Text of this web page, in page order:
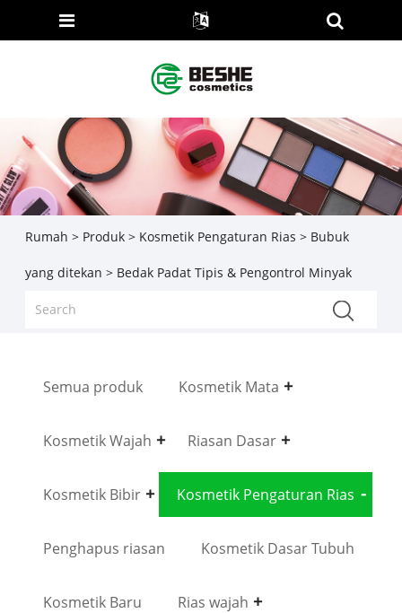
Rumah > Produk> Kosmetik Pengaturan Rias > Bubuk
yang ditekan > Bedak Padat Tipis & Pengontrol Minyak
Semua produk Kosmetik Mata
Kosmetik Wajah Riasan Dasar
Kosmetik Bibir Kosmetik Pengaturan Rias
Penghapus riasan Kosmetik Dasar Tubuh
Kosmetik Baru Rias wajah